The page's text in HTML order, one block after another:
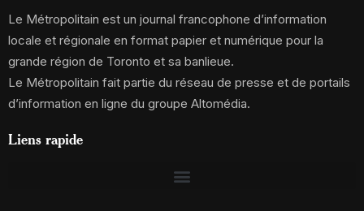
Le Métropolitain est un journal francophone d’information
locale et régionale en format papier et numérique pour la
grande région de Toronto et sa banlieue.
Le Métropolitain fait partie du réseau de presse et de portails
d’information en ligne du groupe Altomédia.
Liens rapide